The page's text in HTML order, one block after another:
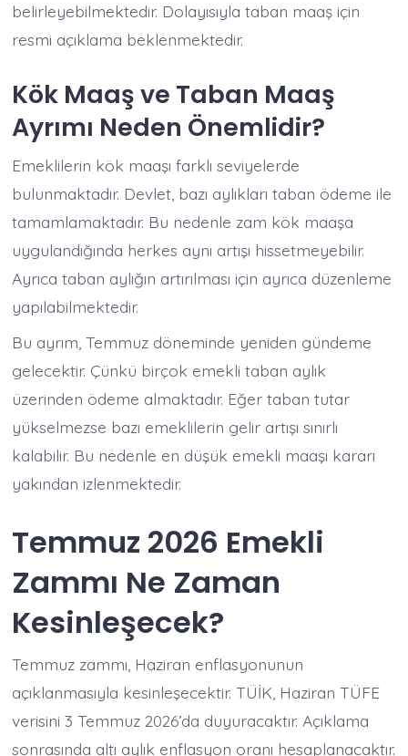
belirleyebilmektedir. Dolayısıyla taban maaş için
resmi açıklama beklenmektedir.
Kök Maaş ve Taban Maaş
Ayrımı Neden Önemlidir?
Emeklilerin kök maaşı farklı seviyelerde
bulunmaktadır. Devlet, bazı aylıkları taban ödeme ile
tamamlamaktadır. Bu nedenle zam kök maaşa
uygulandığında herkes aynı artışı hissetmeyebilir.
Ayrıca taban aylığın artırılması için ayrıca düzenleme
yapılabilmektedir.
Bu ayrım, Temmuz döneminde yeniden gündeme
gelecektir. Çünkü birçok emekli taban aylık
üzerinden ödeme almaktadır. Eğer taban tutar
yükselmezse bazı emeklilerin gelir artışı sınırlı
kalabilir. Bu nedenle en düşük emekli maaşı kararı
yakından izlenmektedir.
Temmuz 2026 Emekli
Zammı Ne Zaman
Kesinleşecek?
Temmuz zammı, Haziran enflasyonunun
açıklanmasıyla kesinleşecektir. TÜİK, Haziran TÜFE
verisini 3 Temmuz 2026’da duyuracaktır. Açıklama
sonrasında altı aylık enflasyon oranı hesaplanacaktır.